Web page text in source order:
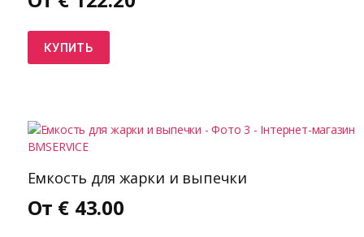
КУПИТЬ
Емкость для жарки и выпечки
От € 43.00